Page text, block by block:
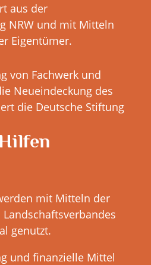
aus der
NRW und mit Mitteln
Eigentümer.
von Fachwerk und
Neueindeckung des
die Deutsche Stiftung
mit Mitteln der
genutzt.
und finanzielle Mittel